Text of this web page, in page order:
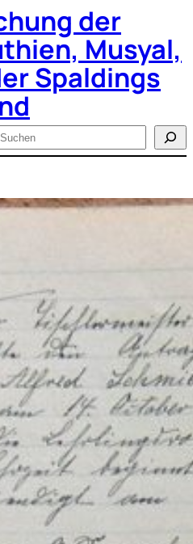
der
Musyal,
Spaldings